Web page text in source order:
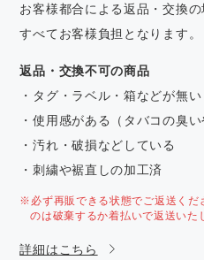
お客様都合による返品・交換
すべてお客様負担となります。
返品・交換不可の商品
・タグ・ラベル・箱などが無い
・使用感がある（タバコの臭い
・汚れ・破損などしている
・刺繍や裾直しの加工済
※必ず再販できる状態でご返送くだ
のは破棄するか着払いで返送いた
詳細はこちら